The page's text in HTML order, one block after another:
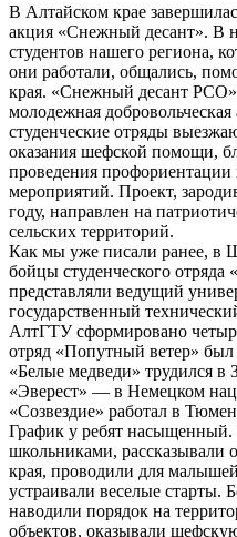
В Алтайском крае
акция «Снежный десант». В
студентов нашего региона,
они работали, общались,
края. «Снежный десант РСО»
молодежная
студенческие отряды
оказания шефской помощи,
проведения
мероприятий. Проект,
году, направлен на
сельских территорий.
Как мы уже писали ранее, в
бойцы студенческого отряда
представляли ведущий
государственный
АлтГТУ сформировано
отряд «Попутный ветер»
«Белые медведи» трудился в
«Эверест» — в Немецком
«Созвездие» работал в
График у ребят
школьниками, рассказывали
края, проводили для
устраивали веселые старты.
наводили порядок на
объектов, оказывали